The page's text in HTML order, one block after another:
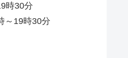
時30分
19時30分